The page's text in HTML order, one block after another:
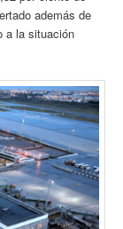
además de
a la situación